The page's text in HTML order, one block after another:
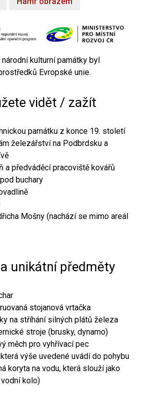
kulturní památky byl
Evropské unie.
vidět / zažít
památku z konce 19. století
železářství na Podbrdsku a
a předváděcí pracoviště kovářů
buchary
Mošny (nachází se mimo areál
unikátní předměty
stojanová vrtačka
na stříhání silných plátů železa
stroje (brusky, dynamo)
měch pro vyhřívací pec
výše uvedené uvádí do pohybu
koryta na vodu, která slouží jako
kolo)